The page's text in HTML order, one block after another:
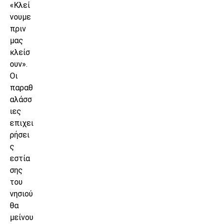
«Κλεί
νουμε
πριν
μας
κλείσ
ουν».
Οι
παραθ
αλάσσ
ιες
επιχει
ρήσει
ς
εστία
σης
του
νησιού
θα
μείνου